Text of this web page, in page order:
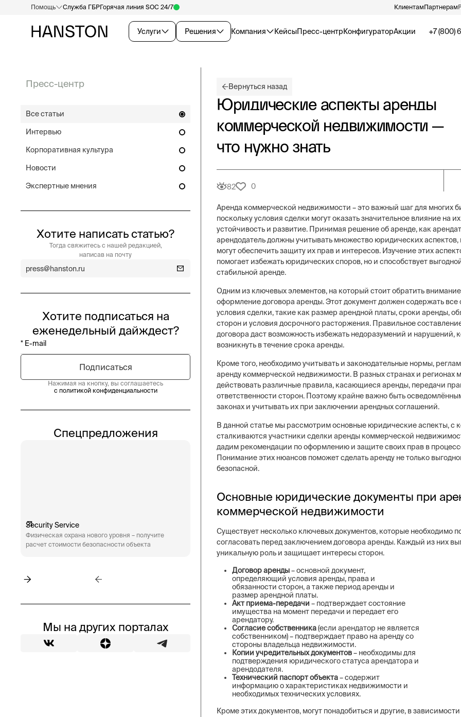
Услуги Решения Компания КейсыПресс-центрКонфигураторАкции
Помощь Служба ГБРГорячая линия SOC 24/7 КлиентамПартнерам
+7 (800)
Пресс-центр
Все статьи
Интервью
Корпоративная культура
Новости
Экспертные мнения
Хотите написать статью?
Тогда свяжитесь с нашей редакцией,
написав на почту
press@hanston.ru
Хотите подписаться на
еженедельный дайждест?
Нажимая на кнопку, вы соглашаетесь
с политикой конфиденциальности
Спецпредложения
Security Service
Физическая охрана нового уровня – получите
расчет стоимости безопасности объекта
Технические системы безопасности бизнеса –
аудит систем, видеонаблюдение, СКУД,
пожарная сигнализация
Физическая охрана объектов
типов постов, 3 категории
конфигуратор расчета
Мы на других порталах
Вернуться назад
Юридические аспекты аренды
коммерческой недвижимости —
что нужно знать
82 0
Аренда коммерческой недвижимости – это важный шаг для многих
поскольку условия сделки могут оказать значительное влияние на
устойчивость и развитие. Принимая решение об аренде, как
арендодатель должны учитывать множество юридических аспектов,
могут обеспечить защиту их прав и интересов. Изучение этих
помогает избежать юридических споров, но и способствует
стабильной аренде.
Одним из ключевых элементов, на который стоит обратить
оформление договора аренды. Этот документ должен содержать все
условия сделки, такие как размер арендной платы, сроки аренды,
сторон и условия досрочного расторжения. Правильное
договора даст возможность избежать недоразумений и нарушений,
возникнуть в течение срока аренды.
Кроме того, необходимо учитывать и законодательные нормы,
аренду коммерческой недвижимости. В разных странах и регионах
действовать различные правила, касающиеся аренды, передачи
ответственности сторон. Поэтому крайне важно быть
законах и учитывать их при заключении арендных соглашений.
В данной статье мы рассмотрим основные юридические аспекты, с
сталкиваются участники сделки аренды коммерческой
дадим рекомендации по оформлению и защите своих прав в
Понимание этих нюансов поможет сделать аренду не только
безопасной.
Основные юридические документы при
коммерческой недвижимости
Существует несколько ключевых документов, которые необходимо
согласовать перед заключением договора аренды. Каждый из них
уникальную роль и защищает интересы сторон.
Договор аренды– основной документ,
определяющий условия аренды, права и
обязанности сторон, а также период аренды и
размер арендной платы.
Акт приема-передачи – подтверждает состояние
имущества на момент передачи и передает его
арендатору.
Согласие собственника(если арендатор не является
собственником) – подтверждает право на аренду со
стороны владельца недвижимости.
Копии учредительных документов– необходимы для
подтверждения юридического статуса арендатора и
арендодателя.
Технический паспорт объекта– содержит
информацию о характеристиках недвижимости и
необходимых технических условиях.
Кроме этих документов, могут понадобиться и другие, в зависимости